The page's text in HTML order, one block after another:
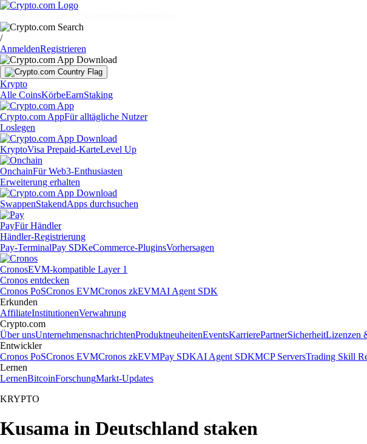
/
AnmeldenRegistrieren
Krypto
Alle CoinsKörbeEarnStaking
Crypto.com AppFür alltägliche Nutzer
Loslegen
KryptoVisa Prepaid-KarteLevel Up
OnchainFür Web3-Enthusiasten
Erweiterung erhalten
SwappenStakendApps durchsuchen
PayFür Händler
Händler-Registrierung
Pay-TerminalPay SDKeCommerce-PluginsVorhersagen
CronosEVM-kompatible Layer 1
Cronos entdecken
Cronos PoSCronos EVMCronos zkEVMAI Agent SDK
Erkunden
AffiliateInstitutionenVerwahrung
Crypto.com
Über unsUnternehmensnachrichtenProduktneuheitenEventsKarrierePartnerSicherheitLizenzen
Entwickler
Cronos PoSCronos EVMCronos zkEVMPay SDKAI Agent SDKMCP ServersTrading Skill
Lernen
LernenBitcoinForschungMarkt-Updates
KRYPTO
Kusama in Deutschland staken